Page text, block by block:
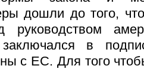
дошли до того,
руководством
в
с ЕС. Для того